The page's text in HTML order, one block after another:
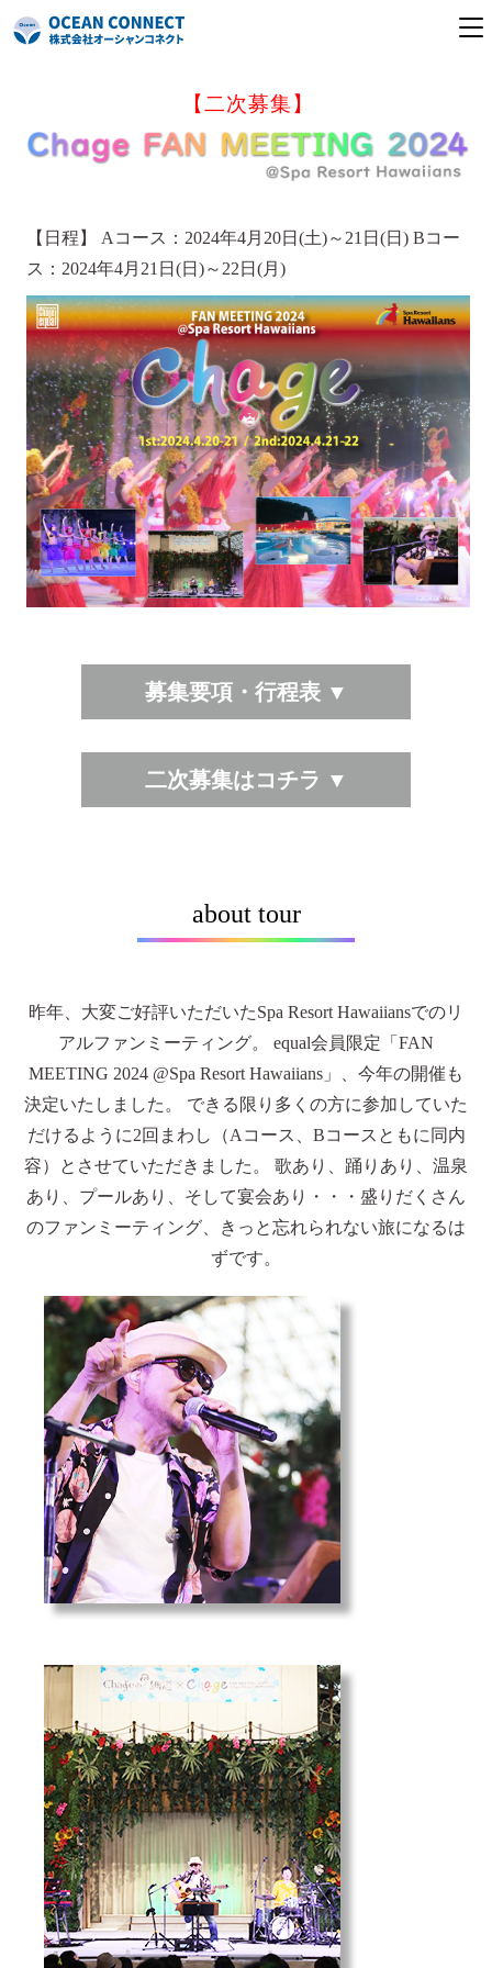
【二次募集】
【日程】 Aコース：2024年4月20日(土)～21日(日) Bコー
ス：2024年4月21日(日)～22日(月)
募集要項・行程表 ▼
二次募集はコチラ ▼
about tour
昨年、大変ご好評いただいたSpa Resort Hawaiiansでのリ
アルファンミーティング。 equal会員限定「FAN
MEETING 2024 @Spa Resort Hawaiians」、今年の開催も
決定いたしました。 できる限り多くの方に参加していた
だけるように2回まわし（Aコース、Bコースともに同内
容）とさせていただきました。 歌あり、踊りあり、温泉
あり、プールあり、そして宴会あり・・・盛りだくさん
のファンミーティング、きっと忘れられない旅になるは
ずです。
気仙沼本社
イベント
国内ツアー
海外ツアー
会社案内
アクセス
旅行業約款
電話をかける
Copyright(c) OCEAN CONNECT CO.,LTD. ALL RIGHTS RESERVED.